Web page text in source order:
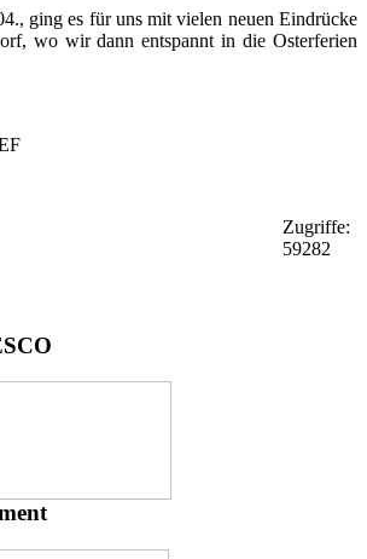
ging es für uns mit vielen neuen Eindrücke
wo wir dann entspannt in die Osterferien
Zugriffe:
59282